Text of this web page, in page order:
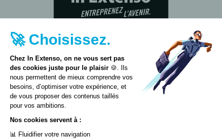
ACCÈS INEXWEB
🚀 Choisissez.
Chez In Extenso, on ne vous sert pas
des cookies juste pour le plaisir 🍪. Ils
nous permettent de mieux comprendre vos
besoins, d’optimiser votre expérience, et
de vous proposer des contenus taillés
pour vos ambitions.
Nos cookies servent à :
📊 Fluidifier votre navigation